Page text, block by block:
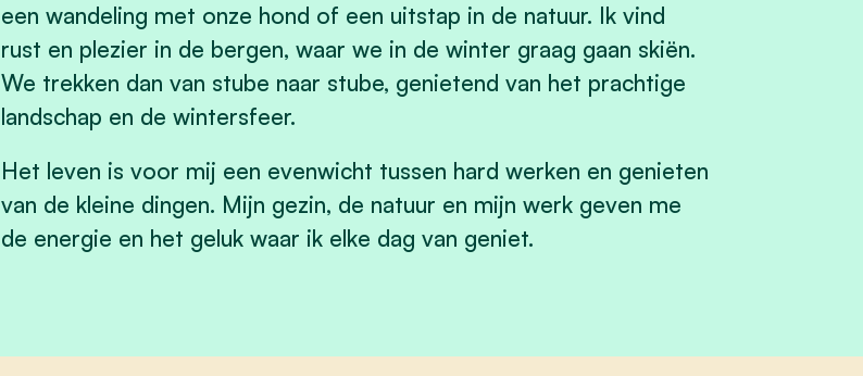
een wandeling met onze hond of een uitstap in de natuur. Ik vind
rust en plezier in de bergen, waar we in de winter graag gaan skiën.
We trekken dan van stube naar stube, genietend van het prachtige
landschap en de wintersfeer.
Het leven is voor mij een evenwicht tussen hard werken en genieten
van de kleine dingen. Mijn gezin, de natuur en mijn werk geven me
de energie en het geluk waar ik elke dag van geniet.